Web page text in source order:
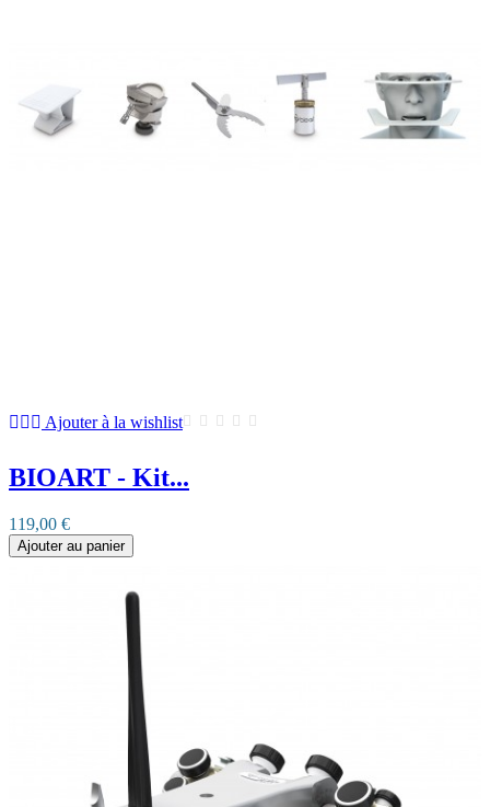
Ajouter à la wishlist
BIOART - Kit...
119,00 €
Ajouter au panier